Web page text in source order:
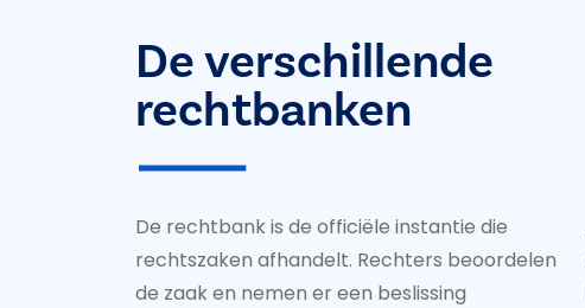
De verschillende
rechtbanken
De rechtbank is de officiële instantie die
rechtszaken afhandelt. Rechters beoordelen
de zaak en nemen er een beslissing